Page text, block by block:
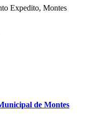
Expedito, Montes
de Montes